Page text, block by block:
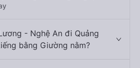
- Nghệ An đi Quảng
bằng Giường nằm?